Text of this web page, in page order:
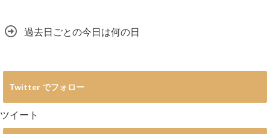
過去日ごとの今日は何の日
Twitter でフォロー
ツイート